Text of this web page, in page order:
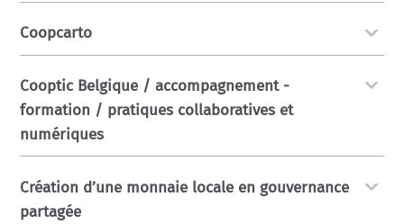
Coopcarto
Cooptic Belgique / accompagnement -
formation / pratiques collaboratives et
numériques
Création d’une monnaie locale en gouvernance
partagée